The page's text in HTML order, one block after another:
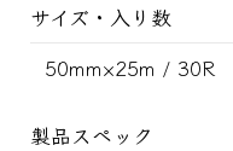
サイズ・入り数
50mm×25m / 30R
製品スペック